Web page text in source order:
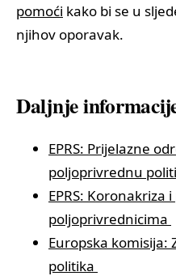
pomoći kako bi se u
njihov oporavak.
Daljnje
EPRS: Prijelazne
poljoprivrednu
EPRS: Koronakriza
poljoprivrednicima
Europska komisija:
politika